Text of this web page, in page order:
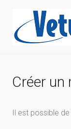
Créer un
Il est possible